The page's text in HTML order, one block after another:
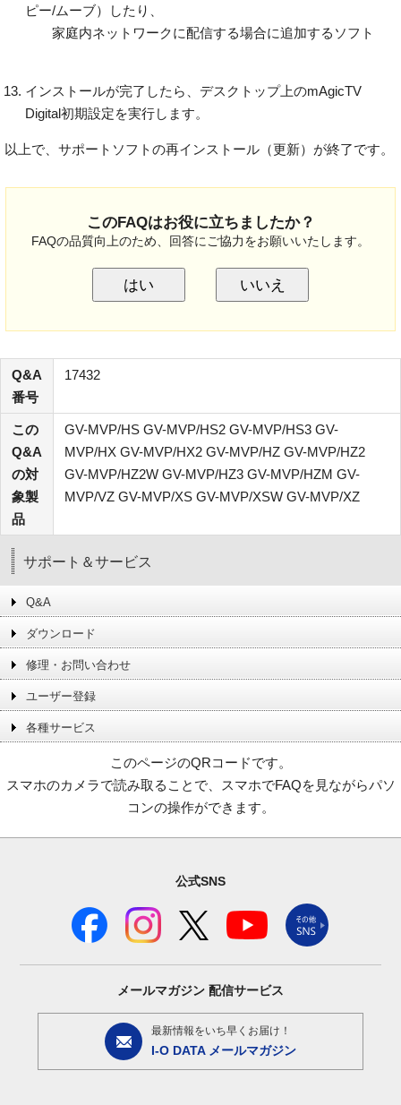
ピー/ムーブ）したり、
家庭内ネットワークに配信する場合に追加するソフト
インストールが完了したら、デスクトップ上のmAgicTV
Digital初期設定を実行します。
以上で、サポートソフトの再インストール（更新）が終了です。
このFAQはお役に立ちましたか？
FAQの品質向上のため、回答にご協力をお願いいたします。
はい いいえ
Q&A
番号
17432
この
Q&A
の対
象製
品
GV-MVP/HS GV-MVP/HS2 GV-MVP/HS3 GV-
MVP/HX GV-MVP/HX2 GV-MVP/HZ GV-MVP/HZ2
GV-MVP/HZ2W GV-MVP/HZ3 GV-MVP/HZM GV-
MVP/VZ GV-MVP/XS GV-MVP/XSW GV-MVP/XZ
サポート＆サービス
Q&A
ダウンロード
修理・お問い合わせ
ユーザー登録
各種サービス
このページのQRコードです。
スマホのカメラで読み取ることで、スマホでFAQを見ながらパソ
コンの操作ができます。
公式SNS
メールマガジン 配信サービス
最新情報をいち早くお届け！
I-O DATA メールマガジン